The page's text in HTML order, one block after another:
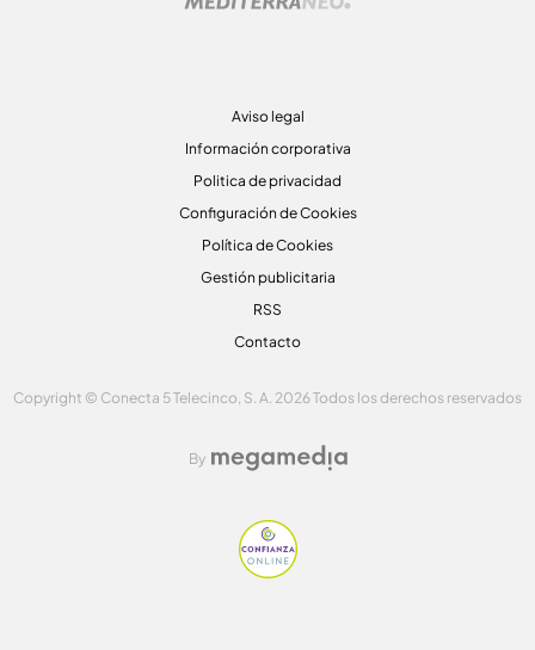
Aviso legal
Información corporativa
Politica de privacidad
Configuración de Cookies
Política de Cookies
Gestión publicitaria
RSS
Contacto
Copyright © Conecta 5 Telecinco, S. A. 2026 Todos los derechos reservados
By